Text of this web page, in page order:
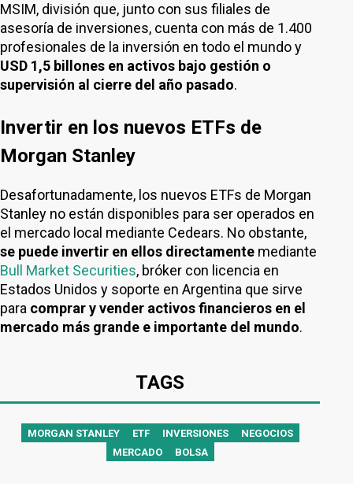
MSIM, división que, junto con sus filiales de
asesoría de inversiones, cuenta con más de 1.400
profesionales de la inversión en todo el mundo y
USD 1,5 billones en activos bajo gestión o
supervisión al cierre del año pasado.
Invertir en los nuevos ETFs de
Morgan Stanley
Desafortunadamente, los nuevos ETFs de Morgan
Stanley no están disponibles para ser operados en
el mercado local mediante Cedears. No obstante,
se puede invertir en ellos directamente mediante
Bull Market Securities, bróker con licencia en
Estados Unidos y soporte en Argentina que sirve
para comprar y vender activos financieros en el
mercado más grande e importante del mundo.
TAGS
MORGAN STANLEY ETF INVERSIONES
NEGOCIOS
MERCADO
BOLSA